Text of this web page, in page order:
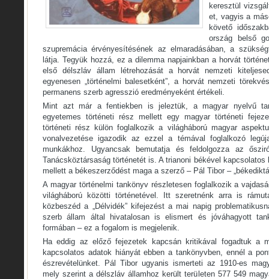
keresztül
et, vagyis a
követő
ország belső
szupremácia érvényesítésének az elmaradásában, a
látja. Tegyük hozzá, ez a dilemma napjainkban a horvát
első délszláv állam létrehozását a horvát nemzeti
egyenesen „történelmi balesetként”, a horvát nemzeti
permanens szerb agresszió eredményeként értékeli.
Mint azt már a fentiekben is jeleztük, a magyar nyelvű
egyetemes történeti rész mellett egy magyar történeti
történeti rész külön foglalkozik a világháború magyar
vonalvezetése igazodik az ezzel a témával foglalkozó
munkákhoz. Ugyancsak bemutatja és feldolgozza az
Tanácsköztársaság történetét is. A trianoni békével
mellett a békeszerződést maga a szerző – Pál Tibor –
A magyar történelmi tankönyv részletesen foglalkozik a
világháború közötti történetével. Itt szeretnénk arra is
közbeszéd a „Délvidék” kifejezést a mai napig
szerb állam által hivatalosan is elismert és jóváhagyott
formában – ez a fogalom is megjelenik.
Ha eddig az előző fejezetek kapcsán kritikával fogadtuk a
kapcsolatos adatok hiányát ebben a tankönyvben, ennél a
észrevételünket. Pál Tibor ugyanis ismerteti az 1910-es
mely szerint a délszláv államhoz került területen 577 549